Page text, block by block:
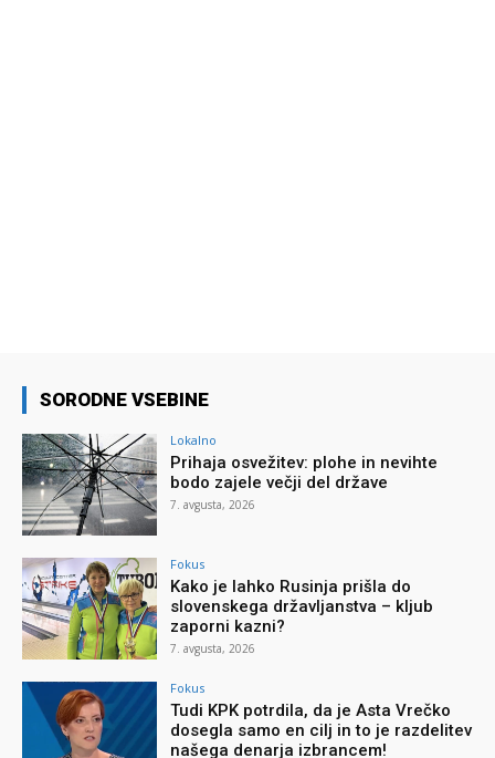
SORODNE VSEBINE
Lokalno
Prihaja osvežitev: plohe in nevihte
bodo zajele večji del države
7. avgusta, 2026
Fokus
Kako je lahko Rusinja prišla do
slovenskega državljanstva – kljub
zaporni kazni?
7. avgusta, 2026
Fokus
Tudi KPK potrdila, da je Asta Vrečko
dosegla samo en cilj in to je razdelitev
našega denarja izbrancem!